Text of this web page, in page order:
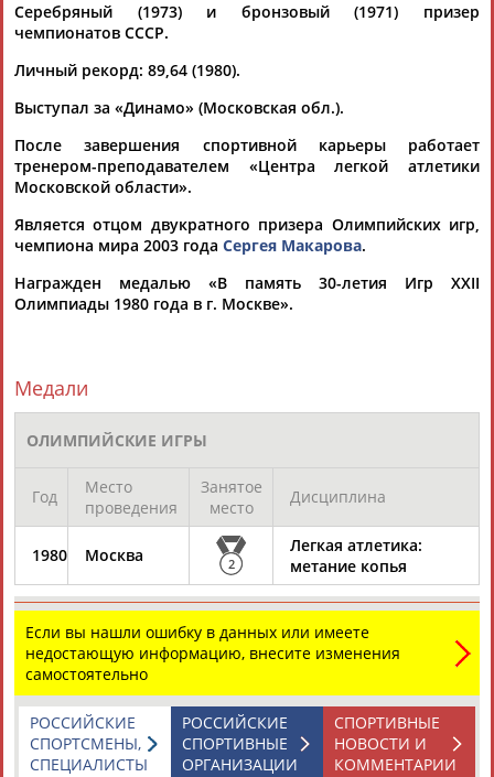
ТАБЛО АКТИВНОСТИ
ЦЕЛИ ПРОЕКТА КОНТАКТЫ НАШИ КНОПКИ РЕКЛАМА
Вопросы сотрудничества и совместной деятельности inform@infosport.ru
© Стадион, 1998-2026
Разработка и поддержка ООО НАИТ «Стадион»
Серебряный (1973) и бронзовый (1971) призер
чемпионатов СССР.
Личный рекорд: 89,64 (1980).
Выступал за «Динамо» (Московская обл.).
После завершения спортивной карьеры работает
тренером-преподавателем «Центра легкой атлетики
Московской области».
Является отцом двукратного призера Олимпийских игр,
чемпиона мира 2003 года Сергея Макарова.
Награжден медалью «В память 30-летия Игр XXII
Олимпиады 1980 года в г. Москве».
Медали
ОЛИМПИЙСКИЕ ИГРЫ
Год
Место
проведения
Занятое
место
Дисциплина
1980 Москва 2
Легкая атлетика:
метание копья
Если вы нашли ошибку в данных или имеете
недостающую информацию, внесите изменения
самостоятельно
СПОРТИВНЫЕ
НОВОСТИ И
КОММЕНТАРИИ
РОССИЙСКИЕ
СПОРТИВНЫЕ
ОРГАНИЗАЦИИ
РОССИЙСКИЕ
СПОРТСМЕНЫ,
СПЕЦИАЛИСТЫ